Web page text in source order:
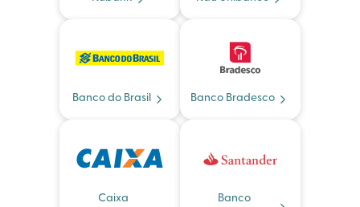
Banco do Brasil Banco Bradesco
Caixa
Banco